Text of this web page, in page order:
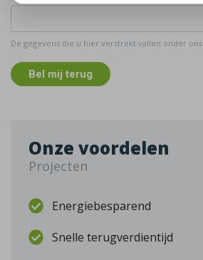
De gegevens die u hier verstrekt vallen onder ons
Bel mij terug
Onze voordelen
Projecten
Energiebesparend
Snelle terugverdientijd